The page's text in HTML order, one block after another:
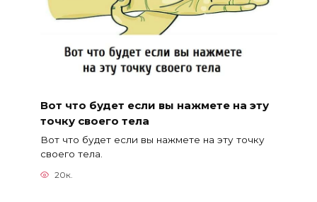
Вот что будет если вы нажмете на эту
точку своего тела
Вот что будет если вы нажмете на эту точку
своего тела.
20к.